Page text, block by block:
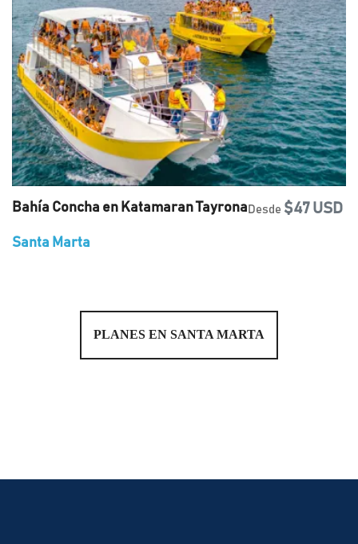
Bahía Concha en Katamaran Tayrona Desde $47 USD
Santa Marta
PLANES EN SANTA MARTA